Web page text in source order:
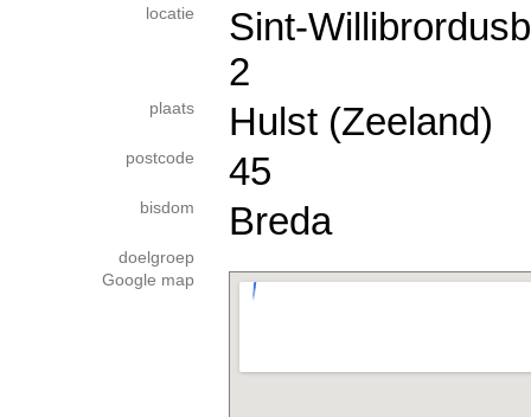
locatie
Sint-
2
plaats Hulst (Zeeland)
postcode 45
bisdom Breda
doelgroep
Google map